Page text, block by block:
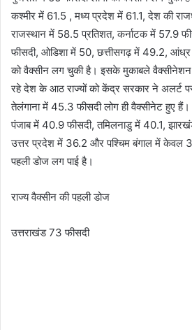
कश्मीर में 61.5 , मध्य प्रदेश में 61.1, देश की
राजस्थान में 58.5 प्रतिशत, कर्नाटक में 57.9
फीसदी, ओडिशा में 50, छत्तीसगढ़ में 49.2, आंध्र
को वैक्सीन लग चुकी है। इसके मुकाबले
रहे देश के आठ राज्यों को केंद्र सरकार ने अलर्ट
तेलंगाना में 45.3 फीसदी लोग ही वैक्सीनेट हुए हैं।
पंजाब में 40.9 फीसदी, तमिलनाडु में 40.1,
उत्तर प्रदेश में 36.2 और पश्चिम बंगाल में केवल
पहली डोज लग पाई है।
राज्य वैक्सीन की पहली डोज
उत्तराखंड 73 फीसदी